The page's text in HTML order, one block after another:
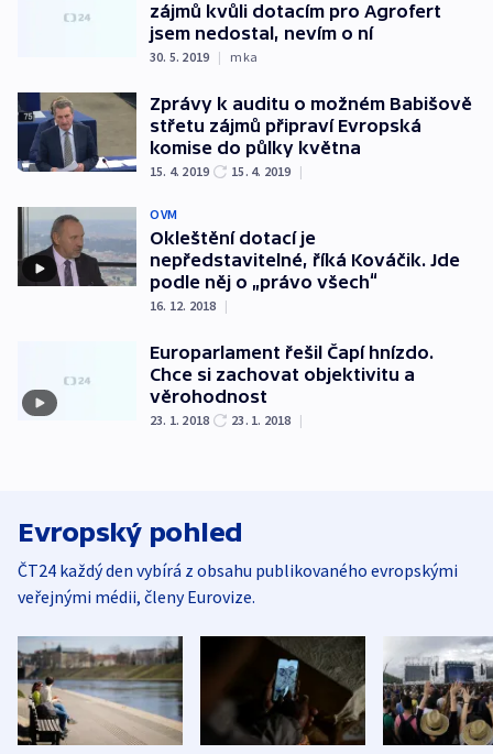
zájmů kvůli dotacím pro Agrofert
jsem nedostal, nevím o ní
30. 5. 2019 | mka
Zprávy k auditu o možném Babišově
střetu zájmů připraví Evropská
komise do půlky května
15. 4. 2019 15. 4. 2019 |
OVM
Okleštění dotací je
nepředstavitelné, říká Kováčik. Jde
podle něj o „právo všech“
16. 12. 2018 |
Europarlament řešil Čapí hnízdo.
Chce si zachovat objektivitu a
věrohodnost
23. 1. 2018 23. 1. 2018 |
Evropský pohled
ČT24 každý den vybírá z obsahu publikovaného evropskými
veřejnými médii, členy Eurovize.